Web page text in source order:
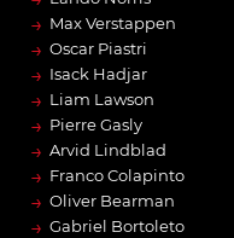
→ Max Verstappen
→ Oscar Piastri
→ Isack Hadjar
→ Liam Lawson
→ Pierre Gasly
→ Arvid Lindblad
→ Franco Colapinto
→ Oliver Bearman
→ Gabriel Bortoleto